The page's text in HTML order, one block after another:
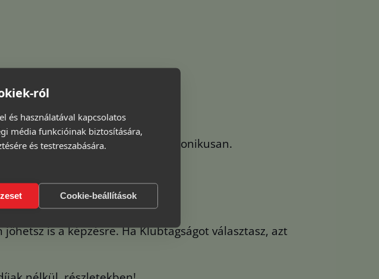
a szerződést.
bankszámlatörténeted elektronikusan.
is a képzésre. Ha Klubtagságot választasz, azt
ról
és használatával kapcsolatos
média funkcióinak biztosítására,
és testreszabására.
Cookie-beállítások